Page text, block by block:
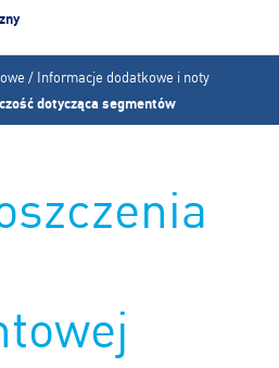
to navigation
/ Informacje dodatkowe i noty
dotycząca segmentów